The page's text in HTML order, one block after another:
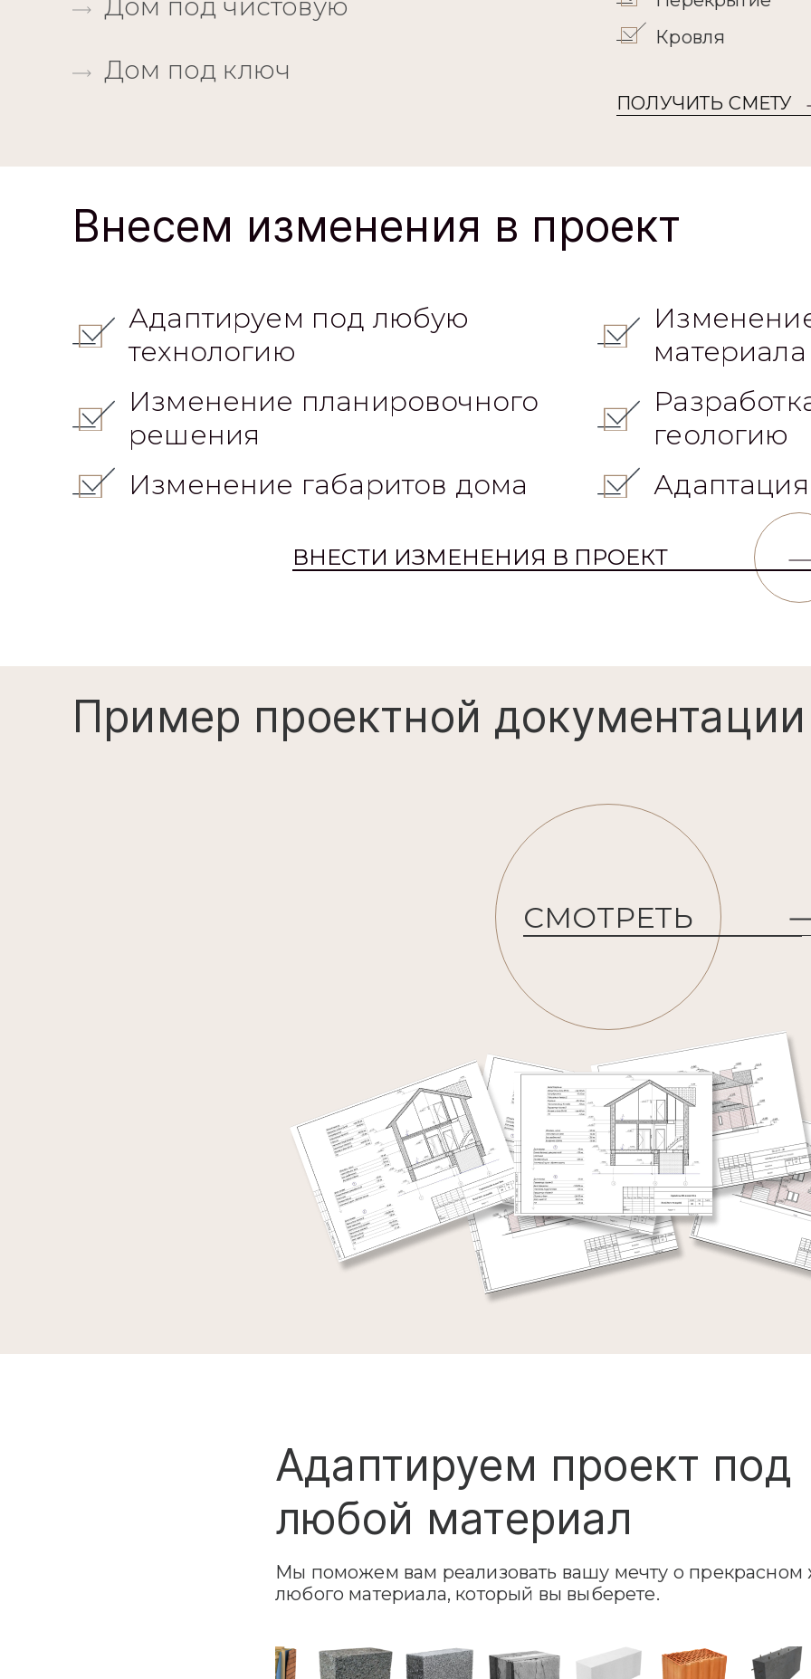
Дом под чистовую
Дом под ключ
Кровля
ПОЛУЧИТЬ СМЕТУ
Внесем изменения в проект
Адаптируем под любую
технологию
Изменение планировочного
решения
Изменение габаритов дома
геологию
ВНЕСТИ ИЗМЕНЕНИЯ В ПРОЕКТ
Пример проектной документации
СМОТРЕТЬ
Адаптируем проект под
любой материал
Мы поможем вам реализовать вашу мечту о прекрасном
любого материала, который вы выберете.